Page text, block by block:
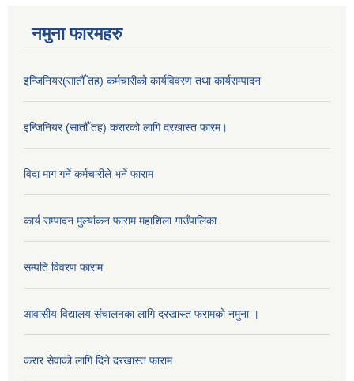
नमुना फारमहरु
इन्जिनियर(सातौँ तह) कर्मचारीको कार्यविवरण तथा कार्यसम्पादन
इन्जिनियर (सातौँ तह) करारको लागि दरखास्त फारम।
विदा माग गर्ने कर्मचारीले भर्ने फाराम
कार्य सम्पादन मुल्यांकन फाराम महाशिला गाउँपालिका
सम्पति विवरण फाराम
आवासीय विद्यालय संचालनका लागि दरखास्त फरामको नमुना ।
करार सेवाको लागि दिने दरखास्त फाराम